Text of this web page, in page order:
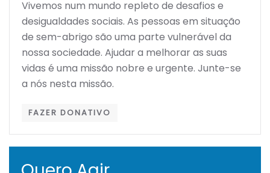
Vivemos num mundo repleto de desafios e
desigualdades sociais. As pessoas em situação
de sem-abrigo são uma parte vulnerável da
nossa sociedade. Ajudar a melhorar as suas
vidas é uma missão nobre e urgente. Junte-se
a nós nesta missão.
FAZER DONATIVO